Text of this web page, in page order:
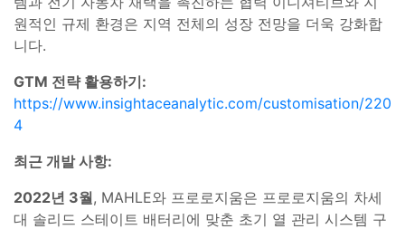
원적인 규제 환경은 지역 전체의 성장 전망을 더욱 강화합
니다.
GTM 전략 활용하기:
https://www.insightaceanalytic.com/customisation/220
4
최근 개발 사항:
2022년 3월, MAHLE와 프로로지움은 프로로지움의 차세
대 솔리드 스테이트 배터리에 맞춘 초기 열 관리 시스템 구